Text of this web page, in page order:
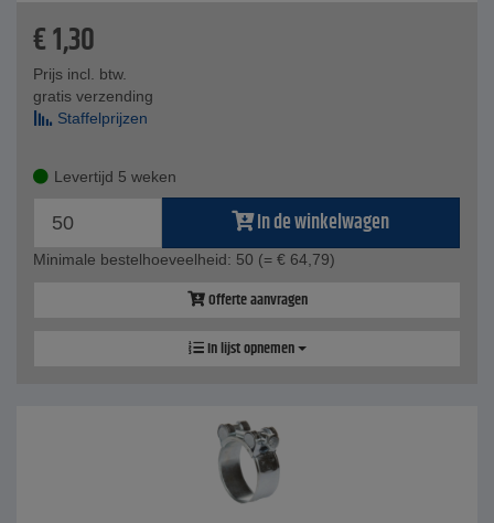
€1,30
Prijs incl. btw.
gratis verzending
Staffelprijzen
Levertijd 5 weken
In de winkelwagen
Minimale bestelhoeveelheid: 50 (= € 64,79)
Offerte aanvragen
In lijst opnemen